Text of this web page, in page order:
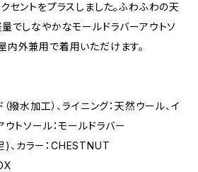
セントをプラスしました。ふわふわの天
でしなやかなモールドラバーアウトソ
外兼用で着用いただけます。
撥水加工）、ライニング：天然ウール、イ
ウトソール：モールドラバー
、カラー：CHESTNUT